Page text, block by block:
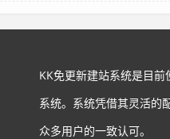
KK免更新建站系统是目
系统。系统凭借其灵活的
众多用户的一致认可。